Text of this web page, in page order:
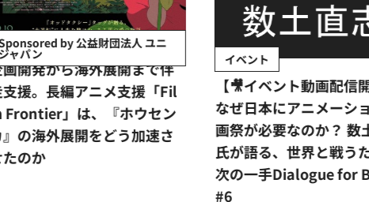
益財団法人 ユニ
外展開まで伴
ニメ支援「Fil
、『ホウセン
をどう加速さ
【🎥イベント動画配信開始】
なぜ日本にアニメーション映
画祭が必要なのか？ 数土直志
氏が語る、世界と戦うための
次の一手Dialogue for BRANC